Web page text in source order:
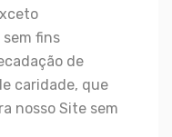
fins
de
caridade, que
nosso Site sem